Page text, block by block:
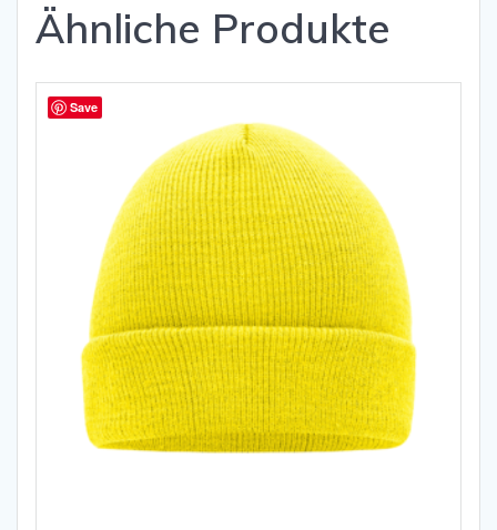
Ähnliche Produkte
Save